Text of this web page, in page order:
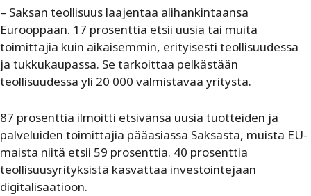
– Saksan teollisuus laajentaa alihankintaansa
Eurooppaan. 17 prosenttia etsii uusia tai muita
toimittajia kuin aikaisemmin, erityisesti teollisuudessa
ja tukkukaupassa. Se tarkoittaa pelkästään
teollisuudessa yli 20 000 valmistavaa yritystä.
87 prosenttia ilmoitti etsivänsä uusia tuotteiden ja
palveluiden toimittajia pääasiassa Saksasta, muista EU-
maista niitä etsii 59 prosenttia. 40 prosenttia
teollisuusyrityksistä kasvattaa investointejaan
digitalisaatioon.